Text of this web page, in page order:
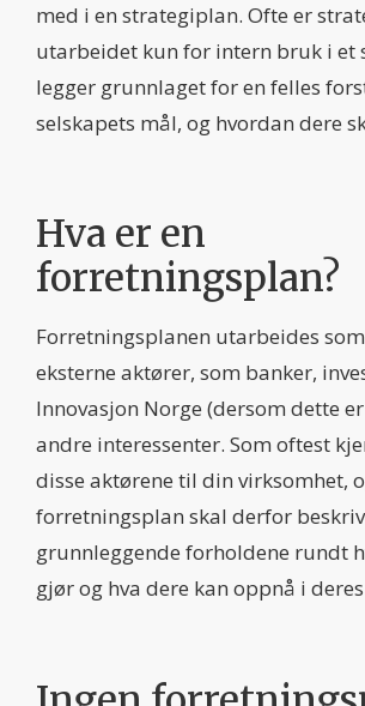
med i en strategiplan. Ofte er
utarbeidet kun for intern bruk i et
legger grunnlaget for en felles
selskapets mål, og hvordan dere
Hva er en
forretningsplan?
Forretningsplanen utarbeides
eksterne aktører, som banker,
Innovasjon Norge (dersom dette
andre interessenter. Som oftest
disse aktørene til din virksomhet,
forretningsplan skal derfor
grunnleggende forholdene rundt
gjør og hva dere kan oppnå i